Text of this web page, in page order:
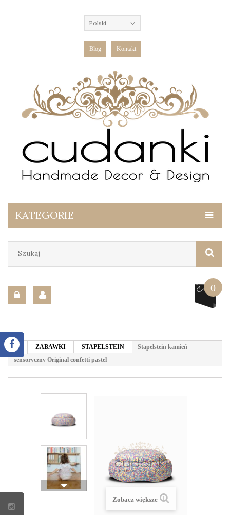
Polski
Blog Kontakt
KATEGORIE
0
ZABAWKI STAPELSTEIN
Stapelstein kamień
sensoryczny Original confetti pastel
Zobacz większe